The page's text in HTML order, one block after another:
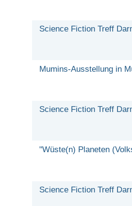
Science Fiction Treff
Mumins-Ausstellung in
Science Fiction Treff
"Wüste(n) Planeten
Science Fiction Treff